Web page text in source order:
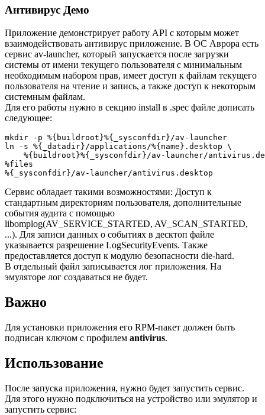
Антивирус Демо
Приложение демонстрирует работу API с которым может
взаимодействовать антивирус приложение. В ОС Аврора есть
сервис av-launcher, который запускается после загрузки
системы от имени текущего пользователя с минимальным
необходимым набором прав, имеет доступ к файлам текущего
пользователя на чтение и запись, а также доступ к некоторым
системным файлам.
Для его работы нужно в секцию install в .spec файле дописать
следующее:
mkdir -p %{buildroot}%{_sysconfdir}/av-launcher
ln -s %{_datadir}/applications/%{name}.desktop \
%files
%{_sysconfdir}/av-launcher/antivirus.desktop
Сервис обладает такими возможностями: Доступ к
стандартным директориям пользователя, дополнительные
события аудита с помощью
libomplog(AV_SERVICE_STARTED, AV_SCAN_STARTED,
...). Для записи данных о событиях в десктоп файле
указывается разрешение LogSecurityEvents. Также
предоставляется доступ к модулю безопасности die-hard.
В отдельный файл записывается лог приложения. На
эмуляторе лог создаваться не будет.
Важно
Для установки приложения его RPM-пакет должен быть
подписан ключом с профилем antivirus.
Использование
После запуска приложения, нужно будет запустить сервис.
Для этого нужно подключиться на устройство или эмулятор и
запустить сервис: